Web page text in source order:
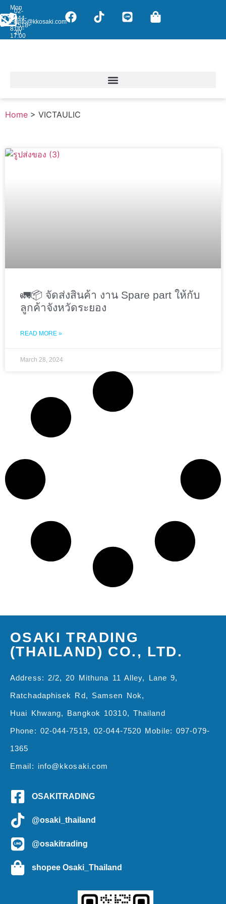
02-
044-
7518-
20
info@kkosaki.com
Mon
-
Fri:
8:00-
17:00
Home > VICTAULIC
🚛📦 จัดส่งสินค้า งาน Spare part ให้กับ
ลูกค้าจังหวัดระยอง
READ MORE »
March 28, 2024
OSAKI TRADING
(THAILAND) CO., LTD.
Address: 2/2, 20 Mithuna 11 Alley, Lane 9,
Ratchadaphisek Rd, Samsen Nok,
Huai Khwang, Bangkok 10310, Thailand
Phone: 02-044-7519, 02-044-7520 Mobile: 097-079-
1365
Email: info@kkosaki.com
OSAKITRADING
@osaki_thailand
@osakitrading
shopee Osaki_Thailand